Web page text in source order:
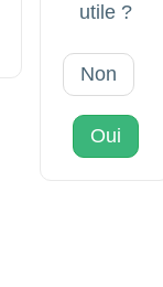
utile ?
Non
Oui